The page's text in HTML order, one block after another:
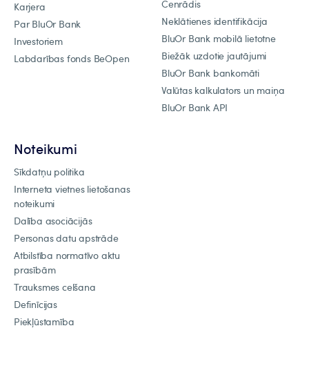
Karjera
Par BluOr Bank
Investoriem
Labdarības fonds BeOpen
Cenrādis
Neklātienes identifikācija
BluOr Bank mobilā lietotne
Biežāk uzdotie jautājumi
BluOr Bank bankomāti
Valūtas kalkulators un maiņa
BluOr Bank API
Noteikumi
Sīkdatņu politika
Interneta vietnes lietošanas
noteikumi
Dalība asociācijās
Personas datu apstrāde
Atbilstība normatīvo aktu
prasībām
Trauksmes celšana
Definīcijas
Piekļūstamība